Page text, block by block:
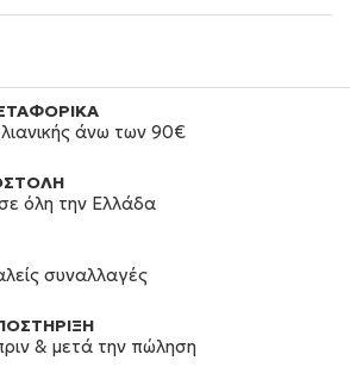
άνω των 90€
όλη την Ελλάδα
συναλλαγές
& μετά την πώληση